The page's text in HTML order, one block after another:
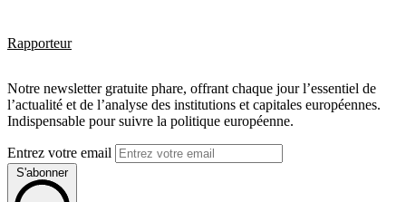
Rapporteur
Notre newsletter gratuite phare, offrant chaque jour l’essentiel de
l’actualité et de l’analyse des institutions et capitales européennes.
Indispensable pour suivre la politique européenne.
Entrez votre email
S'abonner